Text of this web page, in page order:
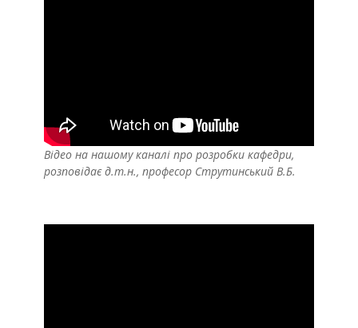
Відео на нашому каналі про розробки кафедри,
розповідає д.т.н., професор Струтинський В.Б.